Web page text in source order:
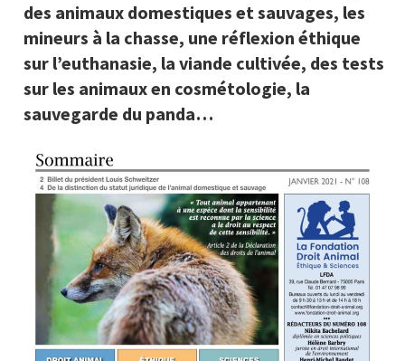
des animaux domestiques et sauvages, les
mineurs à la chasse, une réflexion éthique
sur l’euthanasie, la viande cultivée, des tests
sur les animaux en cosmétologie, la
sauvegarde du panda…